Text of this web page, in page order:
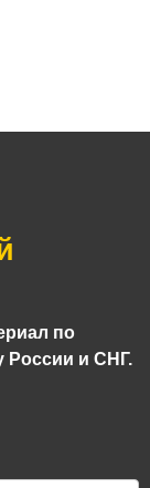
по
России и СНГ.